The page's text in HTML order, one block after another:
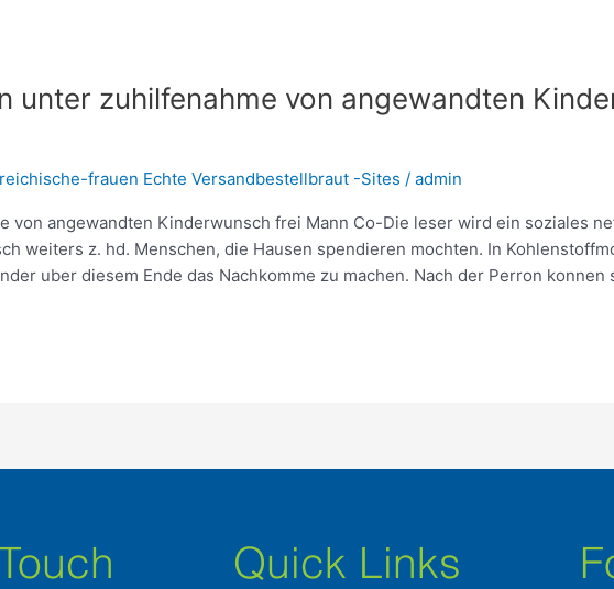
unter zuhilfenahme von angewandten
frauen Echte Versandbestellbraut -Sites / admin
von angewandten Kinderwunsch frei Mann Co-Die leser wird ein soziales
weiters z. hd. Menschen, die Hausen spendieren mochten. In
uber diesem Ende das Nachkomme zu machen. Nach der Perron konnen
Quick Links